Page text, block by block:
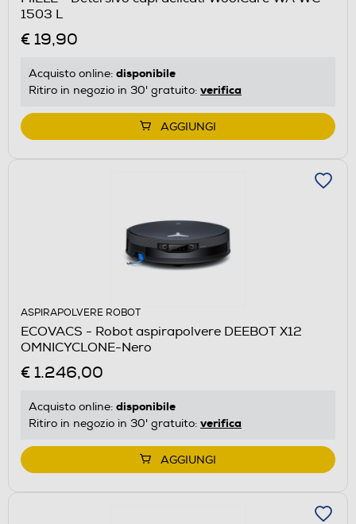
1503 L
€ 19,90
Acquisto online: disponibile
Ritiro in negozio in 30' gratuito: verifica
AGGIUNGI
ASPIRAPOLVERE ROBOT
ECOVACS - Robot aspirapolvere DEEBOT X12
OMNICYCLONE-Nero
€ 1.246,00
Acquisto online: disponibile
Ritiro in negozio in 30' gratuito: verifica
AGGIUNGI